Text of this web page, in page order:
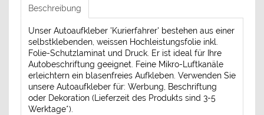
Beschreibung
Unser Autoaufkleber 'Kurierfahrer' bestehen aus einer
selbstklebenden, weissen Hochleistungsfolie inkl.
Folie-Schutzlaminat und Druck. Er ist ideal für Ihre
Autobeschriftung geeignet. Feine Mikro-Luftkanäle
erleichtern ein blasenfreies Aufkleben. Verwenden Sie
unsere Autoaufkleber für: Werbung, Beschriftung
oder Dekoration (Lieferzeit des Produkts sind 3-5
Werktage*).